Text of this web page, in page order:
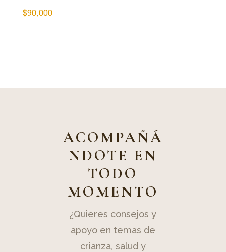
$90,000
ACOMPAÑÁ
NDOTE EN
TODO
MOMENTO
¿Quieres consejos y
apoyo en temas de
crianza, salud y